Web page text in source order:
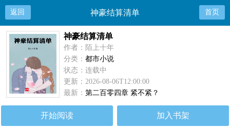
返回 神豪结算清单 首页
神豪结算清单
作者：陌上十年
分类：都市小说
状态：连载中
更新：2026-08-06T12:00:00
最新：第二百零四章 紧不紧？
开始阅读 加入书架